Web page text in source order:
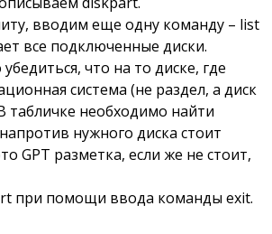
вводим еще одну команду – list
все подключенные диски.
что на то диске, где
система (не раздел, а диск
табличке необходимо найти
нужного диска стоит
GPT разметка, если же не стоит,
при помощи ввода команды exit.